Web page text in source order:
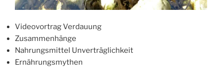
Videovortrag Verdauung
Zusammenhänge
Nahrungsmittel Unverträglichkeit
Ernährungsmythen